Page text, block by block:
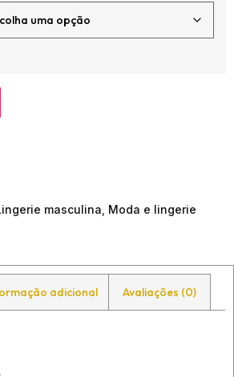
masculina Moda e lingerie
adicional Avaliações (0)